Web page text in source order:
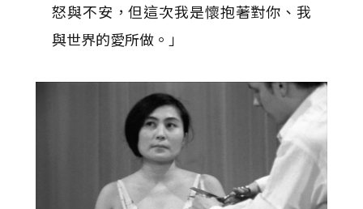
怒與不安，但這次我是懷抱著對你、我
與世界的愛所做。」